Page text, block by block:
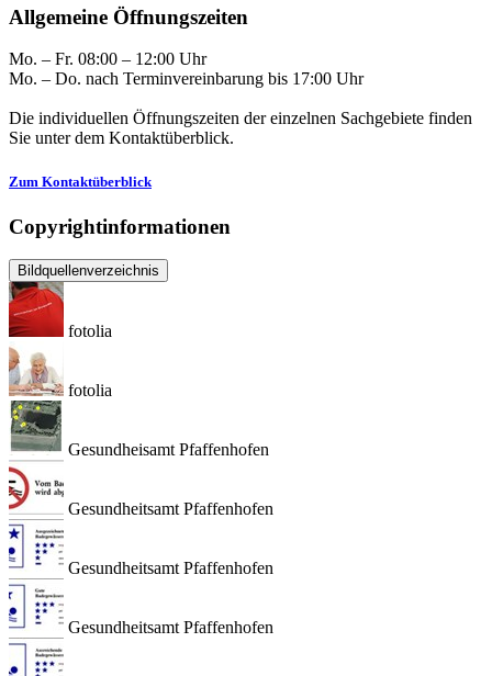
Allgemeine Öffnungszeiten
Mo. – Fr. 08:00 – 12:00 Uhr
Mo. – Do. nach Terminvereinbarung bis 17:00 Uhr
Die individuellen Öffnungszeiten der einzelnen Sachgebiete finden
Sie unter dem Kontaktüberblick.
Zum Kontaktüberblick
Copyrightinformationen
Bildquellenverzeichnis
fotolia
fotolia
Gesundheisamt Pfaffenhofen
Gesundheitsamt Pfaffenhofen
Gesundheitsamt Pfaffenhofen
Gesundheitsamt Pfaffenhofen